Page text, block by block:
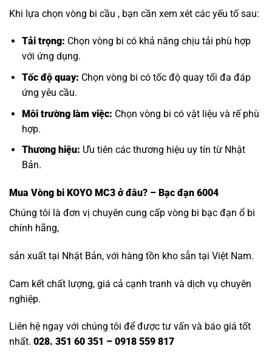
Khi lựa chọn vòng bi cầu , bạn cần xem xét các yếu tố sau:
Tải trọng: Chọn vòng bi có khả năng chịu tải phù hợp
với ứng dụng.
Tốc độ quay: Chọn vòng bi có tốc độ quay tối đa đáp
ứng yêu cầu.
Môi trường làm việc: Chọn vòng bi có vật liệu và rế phù
hợp.
Thương hiệu: Ưu tiên các thương hiệu uy tín từ Nhật
Bản.
Mua Vòng bi KOYO MC3 ở đâu? – Bạc đạn 6004
Chúng tôi là đơn vị chuyên cung cấp vòng bi bạc đạn ổ bi
chính hãng,
sản xuất tại Nhật Bản, với hàng tồn kho sẵn tại Việt Nam.
Cam kết chất lượng, giá cả cạnh tranh và dịch vụ chuyên
nghiệp.
Liên hệ ngay với chúng tôi để được tư vấn và báo giá tốt
nhất. 028. 351 60 351 – 0918 559 817